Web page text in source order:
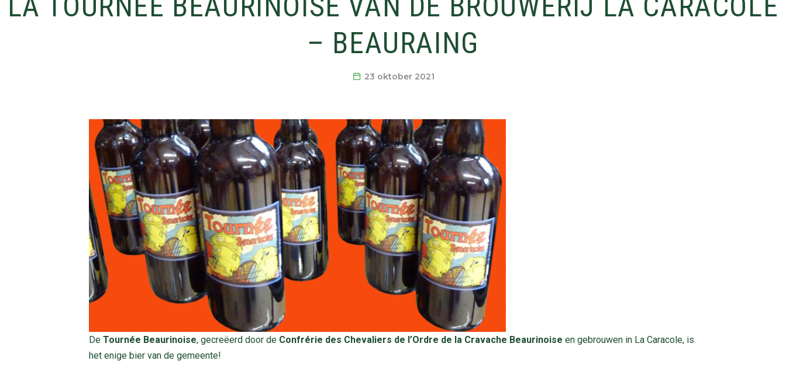
– BEAURAING
23 oktober 2021
De Tournée Beaurinoise, gecreëerd door de Confrérie des Chevaliers de l’Ordre de la Cravache Beaurinoise en gebrouwen in La Caracole, is
het enige bier van de gemeente!